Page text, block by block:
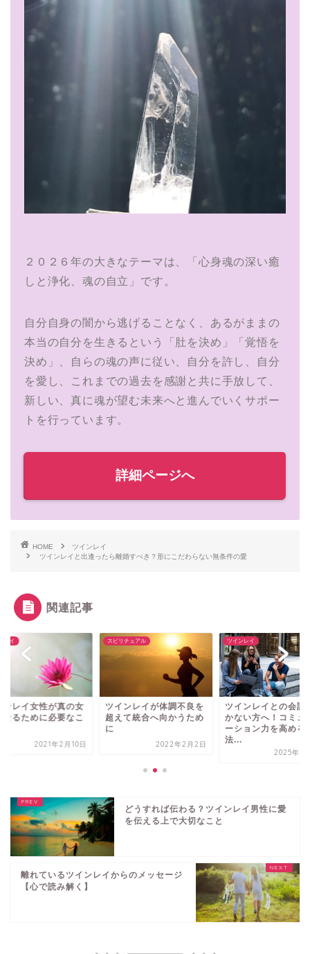
２０２６年の大きなテーマは、「心身魂の深い癒
しと浄化、魂の自立」です。
自分自身の闇から逃げることなく、あるがままの
本当の自分を生きるという「肚を決め」「覚悟を
決め」、自らの魂の声に従い、自分を許し、自分
を愛し、これまでの過去を感謝と共に手放して、
新しい、真に魂が望む未来へと進んでいくサポー
トを行っています。
詳細ページへ
HOME
ツインレイ
ツインレイと出逢ったら離婚すべき？形にこだわらない無条件の愛
関連記事
レイ
ンレイ女性が真の女
なるために必要なこ
2021年2月10日
スピリチュアル
ツインレイが体調不良を
超えて統合へ向かうため
に
2022年2月2日
ツインレイ
ツインレイとの会話
かない方へ！コミュ
ーション力を高める
法...
2025年7
どうすれば伝わる？ツインレイ男性に愛
を伝える上で大切なこと
離れているツインレイからのメッセージ
【心で読み解く】